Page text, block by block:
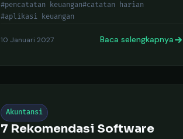
#pencatatan keuangan#catatan harian
#aplikasi keuangan
10 Januari 2027 Baca selengkapnya
Akuntansi
7 Rekomendasi Software